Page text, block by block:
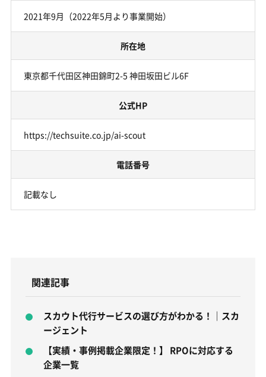
2021年9月（2022年5月より事業開始）
所在地
東京都千代田区神田錦町2-5 神田坂田ビル6F
公式HP
https://techsuite.co.jp/ai-scout
電話番号
記載なし
関連記事
スカウト代行サービスの選び方がわかる！｜スカ
ージェント
【実績・事例掲載企業限定！】 RPOに対応する
企業一覧